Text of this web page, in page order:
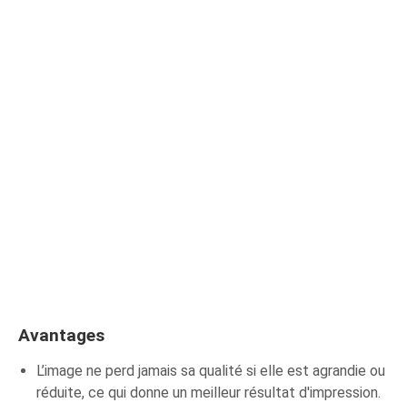
Avantages
L’image ne perd jamais sa qualité si elle est agrandie ou
réduite, ce qui donne un meilleur résultat d'impression.